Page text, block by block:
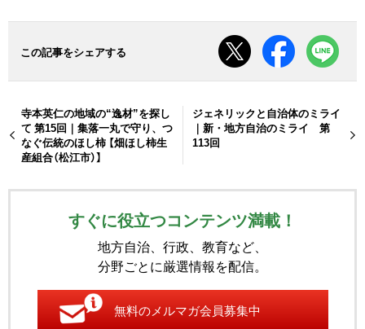
この記事をシェアする
寺本英仁の地域の“逸材”を探し
て 第15回｜集落一丸で守り、つ
なぐ伝統のほし柿 【畑ほし柿生
産組合（松江市）】
ジェネリックと自治体のミライ
｜新・地方自治のミライ 第
113回
すぐに役立つコンテンツ満載！
地方自治、行政、教育など、
分野ごとに厳選情報を配信。
無料のメルマガ会員募集中